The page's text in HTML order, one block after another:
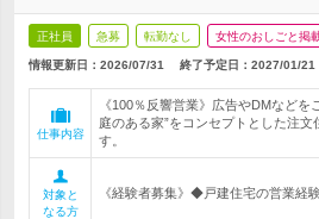
正社員 急募 転勤なし 女性のおしごと掲
情報更新日：2026/07/31 終了予定日： 2027/01/21
仕事内容
《100％反響営業》広告やDMなどを
庭のある家”をコンセプトとした注文
す。
対象と
なる方
《経験者募集》◆戸建住宅の営業経